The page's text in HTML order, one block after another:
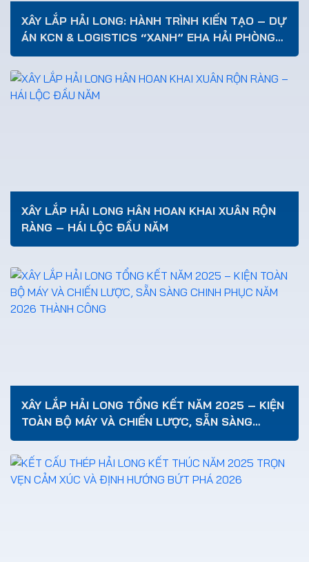
XÂY LẮP HẢI LONG: HÀNH TRÌNH KIẾN TẠO – DỰ
ÁN KCN & LOGISTICS “XANH” EHA HẢI PHÒNG
900 TỶ ĐỒNG THEO TIÊU CHUẨN ESG QUỐC TẾ
XÂY LẮP HẢI LONG HÂN HOAN KHAI XUÂN RỘN
RÀNG – HÁI LỘC ĐẦU NĂM
XÂY LẮP HẢI LONG TỔNG KẾT NĂM 2025 – KIỆN
TOÀN BỘ MÁY VÀ CHIẾN LƯỢC, SẴN SÀNG
CHINH PHỤC NĂM 2026 THÀNH CÔNG